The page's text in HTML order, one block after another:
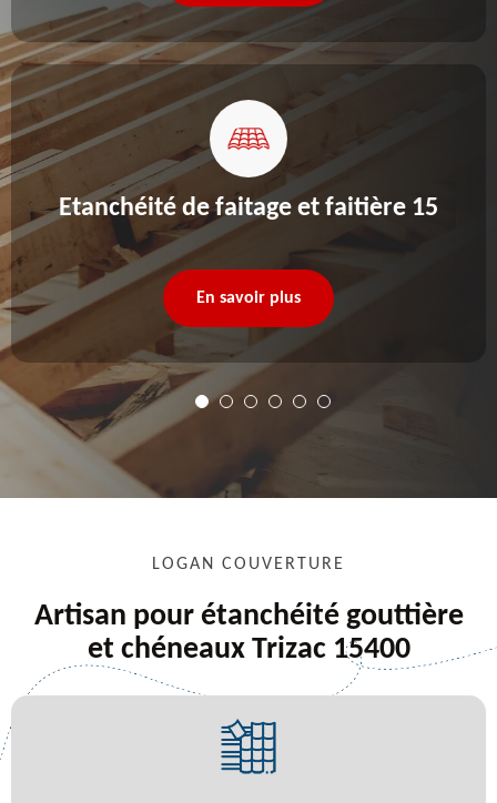
Etanchéité de faitage et faitière 15
En savoir plus
LOGAN COUVERTURE
Artisan pour étanchéité gouttière
et chéneaux Trizac 15400